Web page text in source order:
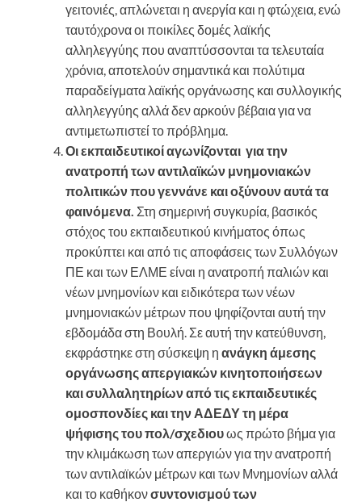
γειτονιές, απλώνεται η ανεργία και η φτώχεια, ενώ
ταυτόχρονα οι ποικίλες δομές λαϊκής
αλληλεγγύης που αναπτύσσονται τα τελευταία
χρόνια, αποτελούν σημαντικά και πολύτιμα
παραδείγματα λαϊκής οργάνωσης και συλλογικής
αλληλεγγύης αλλά δεν αρκούν βέβαια για να
αντιμετωπιστεί το πρόβλημα.
Οι εκπαιδευτικοί αγωνίζονται για την
ανατροπή των αντιλαϊκών μνημονιακών
πολιτικών που γεννάνε και οξύνουν αυτά τα
φαινόμενα. Στη σημερινή συγκυρία, βασικός
στόχος του εκπαιδευτικού κινήματος όπως
προκύπτει και από τις αποφάσεις των Συλλόγων
ΠΕ και των ΕΛΜΕ είναι η ανατροπή παλιών και
νέων μνημονίων και ειδικότερα των νέων
μνημονιακών μέτρων που ψηφίζονται αυτή την
εβδομάδα στη Βουλή. Σε αυτή την κατεύθυνση,
εκφράστηκε στη σύσκεψη η ανάγκη άμεσης
οργάνωσης απεργιακών κινητοποιήσεων
και συλλαλητηρίων από τις εκπαιδευτικές
ομοσπονδίες και την ΑΔΕΔΥ τη μέρα
ψήφισης του πολ/σχεδιουως πρώτο βήμα για
την κλιμάκωση των απεργιών για την ανατροπή
των αντιλαϊκών μέτρων και των Μνημονίων αλλά
και το καθήκονσυντονισμού των